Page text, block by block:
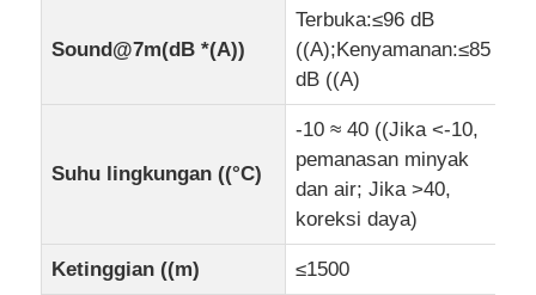
Sound@7m(dB *(A))
Terbuka:≤96 dB
((A);Kenyamanan:≤85
dB ((A)
Suhu lingkungan ((°C)
-10 ≈ 40 ((Jika <-10,
pemanasan minyak
dan air; Jika >40,
koreksi daya)
Ketinggian ((m) ≤1500